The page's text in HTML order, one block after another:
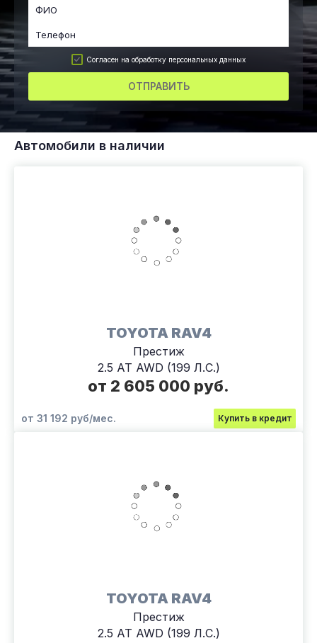
Согласен на обработку персональных данных
ОТПРАВИТЬ
Автомобили в наличии
TOYOTA RAV4
Престиж
2.5 AT AWD (199 Л.С.)
от 2 605 000 руб.
от 31 192 руб/мес. Купить в кредит
TOYOTA RAV4
Престиж
2.5 AT AWD (199 Л.С.)